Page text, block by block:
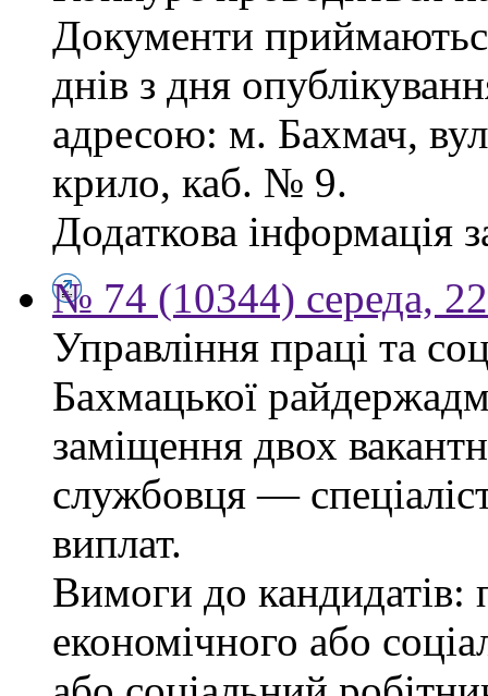
Документи
днів з дня
адресою: м. Бахмач,
крило, каб. № 9.
Додаткова інформація
№ 74 (10344) середа,
Управління праці та
Бахмацької
заміщення двох
службовця —
виплат.
Вимоги до кандидатів:
економічного або